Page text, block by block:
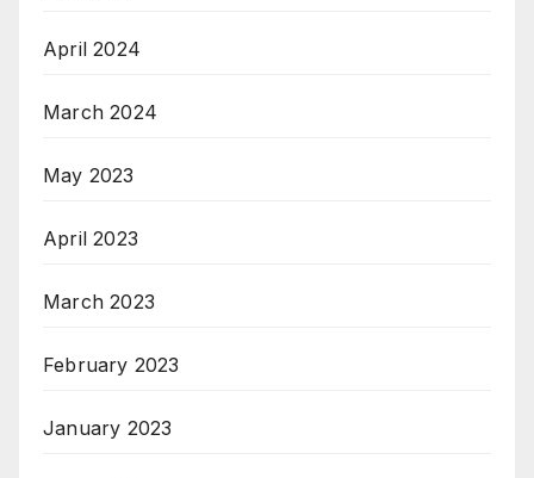
April 2024
March 2024
May 2023
April 2023
March 2023
February 2023
January 2023